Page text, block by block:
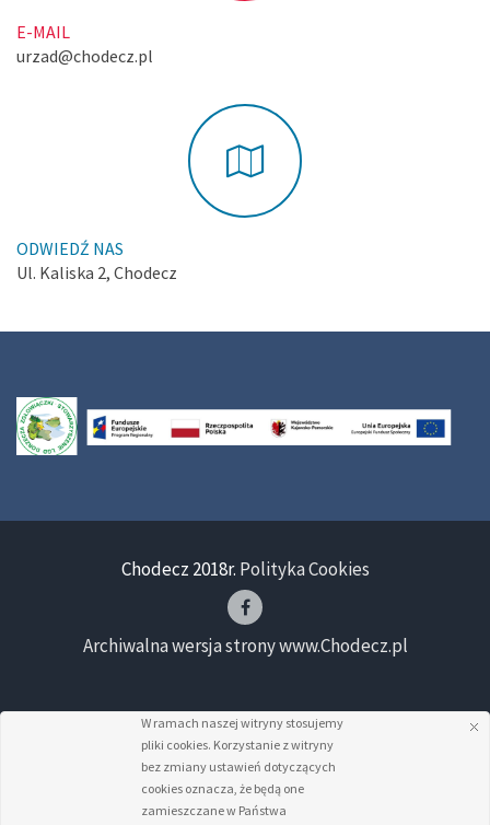
E-MAIL
urzad@chodecz.pl
ODWIEDŹ NAS
Ul. Kaliska 2, Chodecz
Chodecz 2018r. Polityka Cookies
Archiwalna wersja strony www.Chodecz.pl
W ramach naszej witryny stosujemy
pliki cookies. Korzystanie z witryny
bez zmiany ustawień dotyczących
cookies oznacza, że będą one
zamieszczane w Państwa